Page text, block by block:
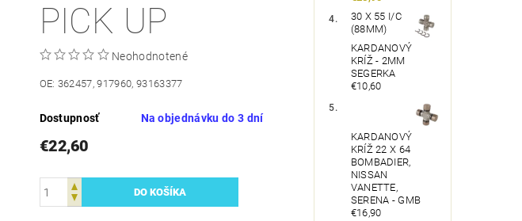
PICK UP
Neohodnotené
OE: 362457, 917960, 93163377
Dostupnosť Na objednávku do 3 dní
€22,60
30 X 55 I/C
(88MM)
KARDANOVÝ
KRÍŽ - 2MM
SEGERKA
€10,60
KARDANOVÝ
KRÍŽ 22 X 64
BOMBADIER,
NISSAN
VANETTE,
SERENA - GMB
€16,90